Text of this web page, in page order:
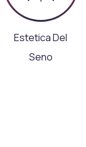
Estetica Del
Seno